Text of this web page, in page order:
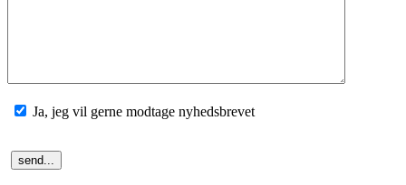
Ja, jeg vil gerne modtage nyhedsbrevet